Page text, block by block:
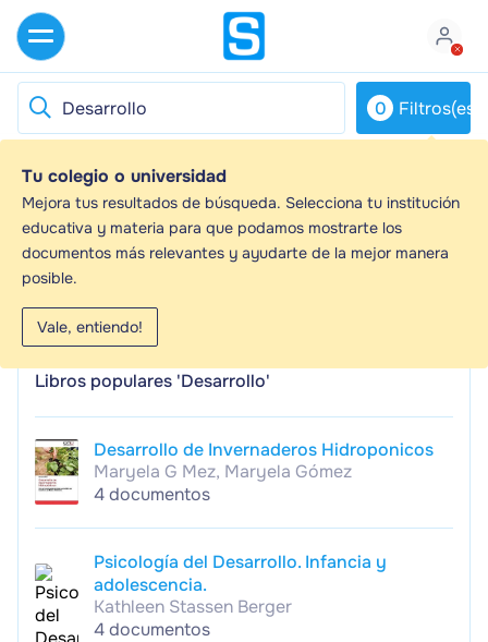
0 Filtros(es)
Tu colegio o universidad
Mejora tus resultados de búsqueda. Selecciona tu institución
educativa y materia para que podamos mostrarte los
documentos más relevantes y ayudarte de la mejor manera
posible.
Vale, entiendo!
Desarrollo - Guías de estudio, Notas de
estudios & Resúmenes
¿Buscas las mejores guías de estudio, notas de estudio
y resúmenes para Desarrollo? En esta página
encontrarás 907 documentos de estudio para
Desarrollo.
Libros populares 'Desarrollo'
Desarrollo de Invernaderos Hidroponicos
Maryela G Mez, Maryela Gómez
4 documentos
Psicología del Desarrollo. Infancia y
adolescencia.
Kathleen Stassen Berger
4 documentos